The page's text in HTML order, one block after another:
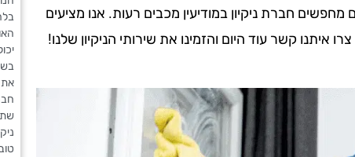
חברת ניקיון במודיעין מכבים רעות. אנו מציעים
איתנו קשר עוד היום והזמינו את שירותי הניקיון שלנו!
את